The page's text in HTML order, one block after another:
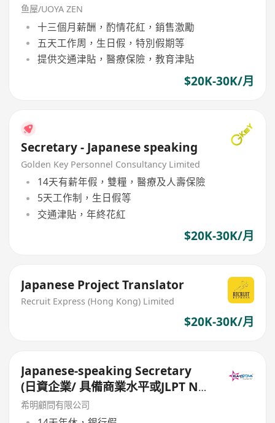
鱼屋/UOYA ZEN
十三個月薪酬，酌情花紅，銷售激勵
五天工作周，生日假，特別假期等
提供交通津貼，醫療保險，教育津貼
$20K-30K/月
Secretary - Japanese speaking
Golden Key Personnel Consultancy Limited
14天有薪年假，雙糧，醫療及人壽保險
5天工作制，生日假等
交通津貼，年終花紅
$20K-30K/月
Japanese Project Translator
Recruit Express (Hong Kong) Limited
$20K-30K/月
Japanese-speaking Secretary
(日資企業/ 具備商業水平或JLPT N1
的日語能力/ 14個月糧及14日大假)
希明顧問有限公司